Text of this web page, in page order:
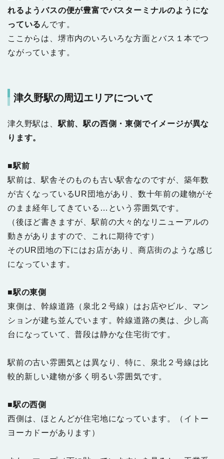
れるようバスの便が豊富でバスターミナルのようにな
っている んです。
ここからは、堺市内のいろいろな方面とバス１本でつ
ながっています。
津久野駅の周辺エリアについて
津久野駅は、 駅前、駅の西側・東側でイメージが異な
ります。
■駅前
駅前は、駅舎そのものも古い駅舎なのですが、築年数
が古くなっているUR団地があり、数十年前の建物がそ
のまま経年してきている…という雰囲気です。
（後ほど書きますが、駅前の大々的なリニューアルの
動きがありますので、これに期待です）
そのUR団地の下にはお店があり、商店街のような感じ
になっています。
■駅の東側
東側は、幹線道路（泉北２号線）はお店やビル、マン
ションが建ち並んでいます。幹線道路の奥は、少し高
台になっていて、普段は静かな住宅街です。
駅前の古い雰囲気とは異なり、特に、泉北２号線は比
較的新しい建物が多く明るい雰囲気です。
■駅の西側
西側は、ほとんどが住宅地になっています。（イトー
ヨーカドーがあります）